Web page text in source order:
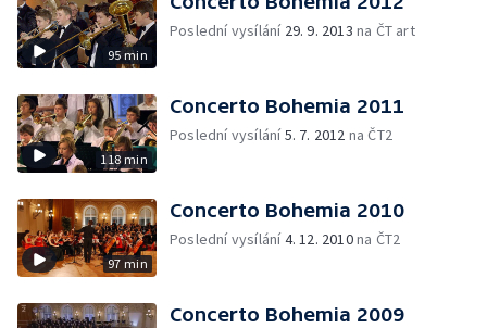
95 min
Poslední vysílání 29. 9. 2013 na ČT art
118 min
Concerto Bohemia 2011
Poslední vysílání5. 7. 2012 na ČT2
97 min
Concerto Bohemia 2010
Poslední vysílání4. 12. 2010na ČT2
Concerto Bohemia 2009